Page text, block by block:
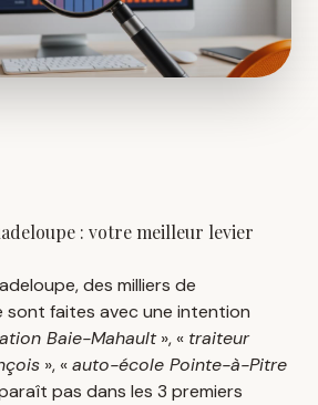
: votre meilleur levier
des milliers de
sont faites avec une intention
Baie-Mahault», « traiteur
», «auto-école Pointe-à-Pitre
pas dans les 3 premiers